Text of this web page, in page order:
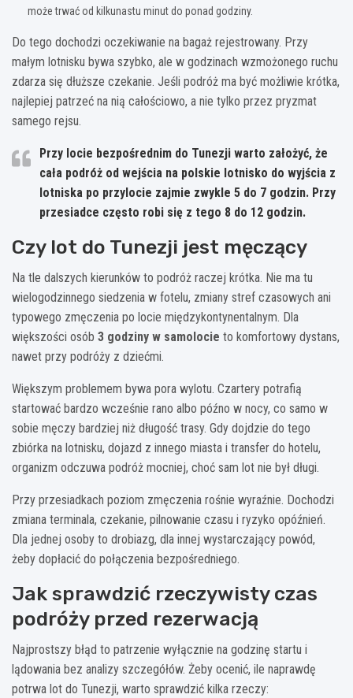
może trwać od kilkunastu minut do ponad godziny.
Do tego dochodzi oczekiwanie na bagaż rejestrowany. Przy
małym lotnisku bywa szybko, ale w godzinach wzmożonego ruchu
zdarza się dłuższe czekanie. Jeśli podróż ma być możliwie krótka,
najlepiej patrzeć na nią całościowo, a nie tylko przez pryzmat
samego rejsu.
Przy locie bezpośrednim do Tunezji warto założyć, że
cała podróż od wejścia na polskie lotnisko do wyjścia z
lotniska po przylocie zajmie zwykle 5 do 7 godzin. Przy
przesiadce często robi się z tego 8 do 12 godzin.
Czy lot do Tunezji jest męczący
Na tle dalszych kierunków to podróż raczej krótka. Nie ma tu
wielogodzinnego siedzenia w fotelu, zmiany stref czasowych ani
typowego zmęczenia po locie międzykontynentalnym. Dla
większości osób 3 godziny w samolocie to komfortowy dystans,
nawet przy podróży z dziećmi.
Większym problemem bywa pora wylotu. Czartery potrafią
startować bardzo wcześnie rano albo późno w nocy, co samo w
sobie męczy bardziej niż długość trasy. Gdy dojdzie do tego
zbiórka na lotnisku, dojazd z innego miasta i transfer do hotelu,
organizm odczuwa podróż mocniej, choć sam lot nie był długi.
Przy przesiadkach poziom zmęczenia rośnie wyraźnie. Dochodzi
zmiana terminala, czekanie, pilnowanie czasu i ryzyko opóźnień.
Dla jednej osoby to drobiazg, dla innej wystarczający powód,
żeby dopłacić do połączenia bezpośredniego.
Jak sprawdzić rzeczywisty czas
podróży przed rezerwacją
Najprostszy błąd to patrzenie wyłącznie na godzinę startu i
lądowania bez analizy szczegółów. Żeby ocenić, ile naprawdę
potrwa lot do Tunezji, warto sprawdzić kilka rzeczy: